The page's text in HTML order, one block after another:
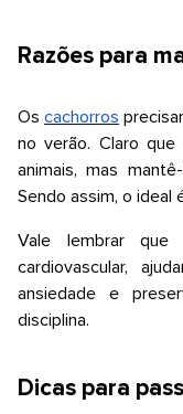
Razões para
Os cachorros
no verão. Claro
animais, mas
Sendo assim, o ideal
Vale lembrar
cardiovascular,
ansiedade e
disciplina.
Dicas para